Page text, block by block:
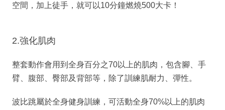
空間，加上徒手，就可以10分鐘燃燒500大卡！
2.強化肌肉
整套動作會用到全身百分之70以上的肌肉，包含腳、手
臂、腹部、臀部及背部等，除了訓練肌耐力、彈性。
波比跳屬於全身健身訓練，可活動全身70%以上的肌肉